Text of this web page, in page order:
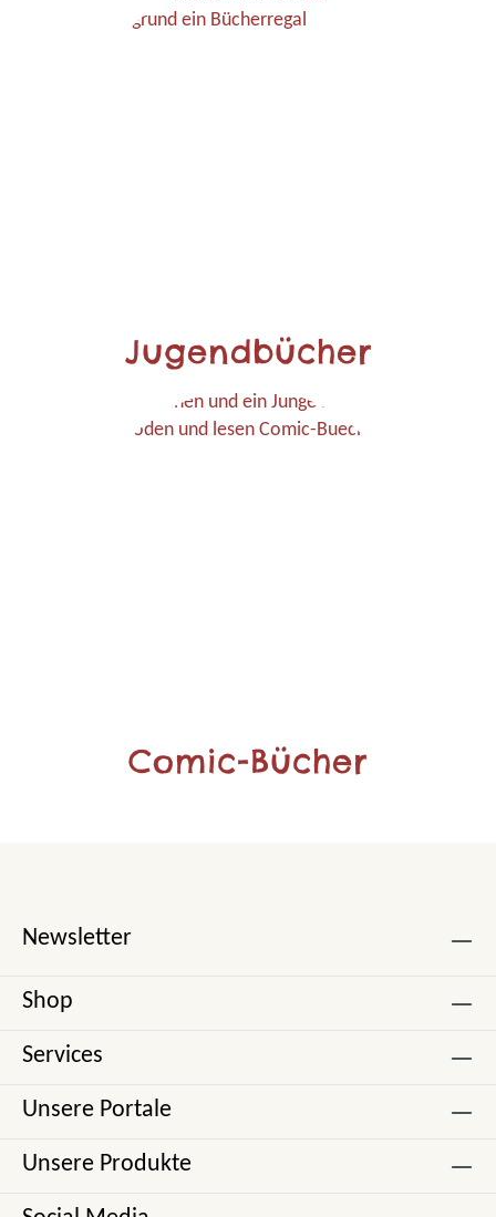
Jugendbücher
Comic-Bücher
Newsletter
Shop
Services
Unsere Portale
Unsere Produkte